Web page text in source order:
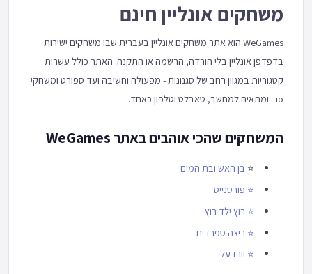
משחקים אונליין חינם
WeGames הוא אתר משחקים אונליין בעברית שבו משחקים ישירות
בדפדפן אונליין בלי הורדה, הרשמה או התקנה. האתר כולל עשרות
קטגוריות במגוון רחב של סגנונות - מפעולה וחשיבה ועד ספורט ומשחקי
io - ומתאים למחשב, טאבלט וטלפון כאחד.
המשחקים שהכי אוהבים באתר WeGames
⭐ בן האש ובת המים
⭐ פורטנייט
⭐ רוץ ילד רוץ
⭐ ריצה ספרדית
⭐ וורדעל